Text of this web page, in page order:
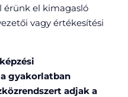
érünk el kimagasló
vagy értékesítési
gyakorlatban
adjak a